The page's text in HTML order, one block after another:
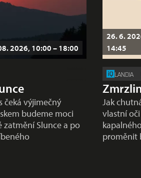
2026, 10:00 – 18:00
čeká výjimečný
budeme moci
zatmění Slunce a po
26. 6.
14:45
LANDIA
Jak
vlastní
proměnit